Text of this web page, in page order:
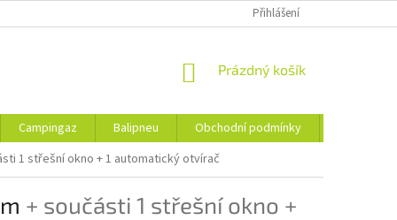
Přihlášení
NÁKUPNÍ
Prázdný košík
Campingaz Balipneu Obchodní podmínky
1 střešní okno + 1 automatický otvírač
+ součásti 1 střešní okno +